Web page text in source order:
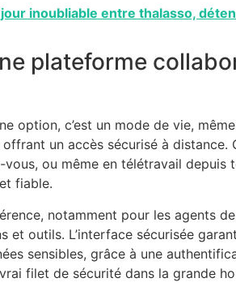
inoubliable entre thalasso,
plateforme
option, c’est un mode de vie,
un accès sécurisé à distance.
ou même en télétravail
fiable.
notamment pour les agents
et outils. L’interface sécurisée
sensibles, grâce à une
filet de sécurité dans la grande